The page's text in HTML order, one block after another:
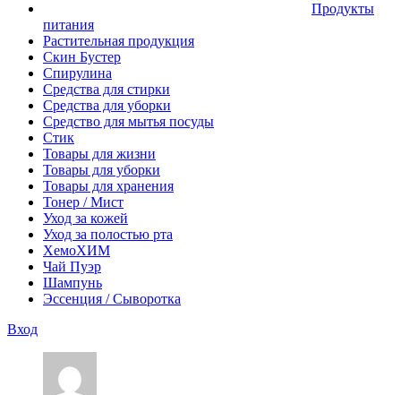
Продукты
питания
Растительная продукция
Скин Бустер
Спирулина
Средства для стирки
Средства для уборки
Средство для мытья посуды
Стик
Товары для жизни
Товары для уборки
Товары для хранения
Тонер / Мист
Уход за кожей
Уход за полостью рта
ХемоХИМ
Чай Пуэр
Шампунь
Эссенция / Сыворотка
Вход